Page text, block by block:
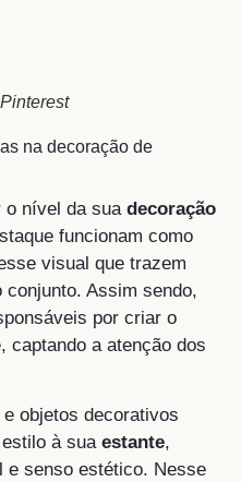
na decoração de
o nível da sua decoração
funcionam como
visual que trazem
Assim sendo,
por criar o
captando a atenção dos
objetos decorativos
à sua estante,
e senso estético. Nesse